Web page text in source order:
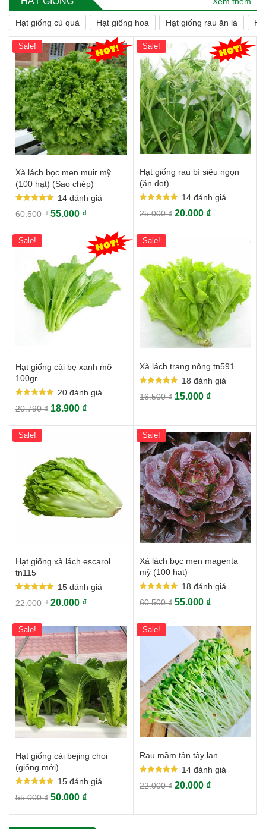
Hạt giống củ quả Hạt giống hoa Hạt giống rau ăn lá
Sale!
Xà lách bọc men muir mỹ
(100 hạt) (Sao chép)
5.00
14đánh giá
60.500₫ 55.000 ₫
Sale!
Hạt giống rau bí siêu ngọn
(ăn đọt)
5.00
14đánh giá
25.000₫ 20.000 ₫
Sale!
Hạt giống cải bẹ xanh mỡ
100gr
5.00
20đánh giá
20.790₫ 18.900 ₫
Sale!
Xà lách trang nông tn591
5.00
18 đánh giá
16.500₫ 15.000 ₫
Sale!
Hạt giống xà lách escarol
tn115
5.00
15đánh giá
22.000₫ 20.000 ₫
Sale!
Xà lách bọc men magenta
mỹ (100 hạt)
5.00
18 đánh giá
60.500₫ 55.000 ₫
Sale!
Hạt giống cải bejing choi
(giống mới)
5.00
15đánh giá
55.000₫ 50.000 ₫
Sale!
Rau mầm tân tây lan
5.00
14đánh giá
22.000₫ 20.000 ₫